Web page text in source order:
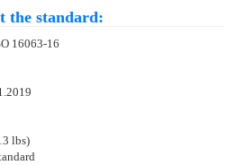
the standard:
16063-16
lbs)